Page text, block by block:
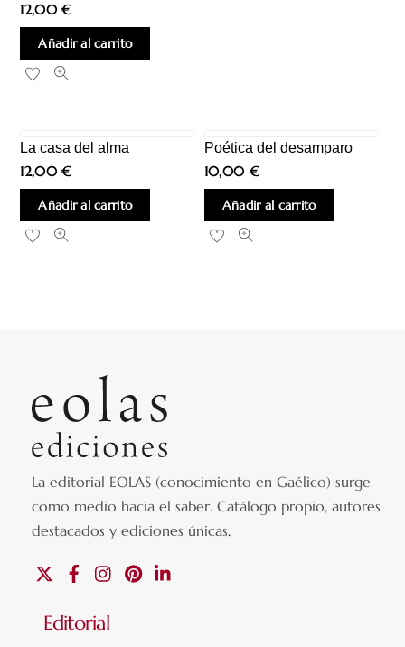
12,00€
Añadir al carrito
La casa del alma
12,00€
Añadir al carrito
Poética del desamparo
10,00 €
Añadir al carrito
La editorial EOLAS (conocimiento en Gaélico) surge
como medio hacia el saber.Catálogo propio, autores
destacados y ediciones únicas.
FacebookInstagramPinterest
Editorial